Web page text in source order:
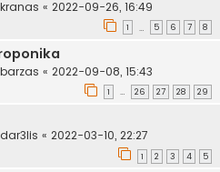
kranas « 2022-09-26, 16:49
1 … 5 6 7 8
barzas « 2022-09-08, 15:43
1 … 26 27 28 29
dar3lis « 2022-03-10, 22:27
1 2 3 4 5